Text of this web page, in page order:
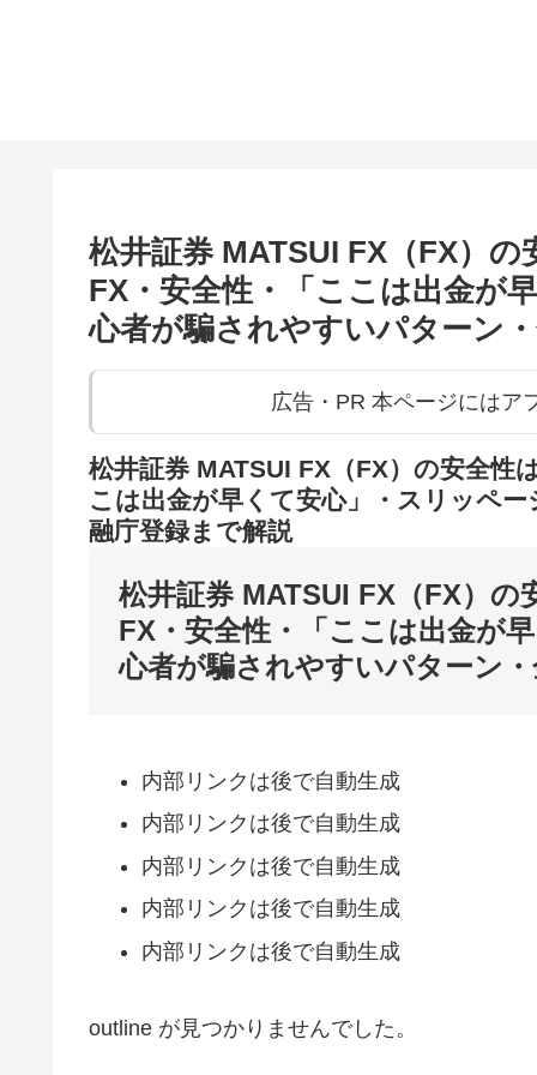
松井証券 MATSUI FX（FX）
FX・安全性・「ここは出金が
心者が騙されやすいパターン
広告・PR 本ページにはア
松井証券 MATSUI FX（FX）の安全性
こは出金が早くて安心」・スリッペ
融庁登録まで解説
松井証券 MATSUI FX（FX）の
FX・安全性・「ここは出金が
心者が騙されやすいパターン
内部リンクは後で自動生成
内部リンクは後で自動生成
内部リンクは後で自動生成
内部リンクは後で自動生成
内部リンクは後で自動生成
outline が見つかりませんでした。